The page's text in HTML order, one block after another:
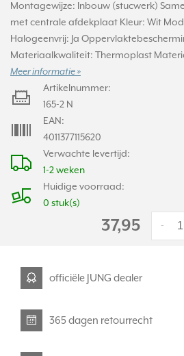
Montagewijze: Inbouw (stucwerk)
met centrale afdekplaat Kleur: Wit
Halogeenvrij: Ja
Materiaalkwaliteit: Thermoplast
Meer informatie »
Verwachte levertijd:
1-2 weken
Huidige voorraad:
0 stuk(s)
Artikelnummer:
165-2 N
EAN:
4011377115620
37,95 -
officiële JUNG dealer
365 dagen retourrecht